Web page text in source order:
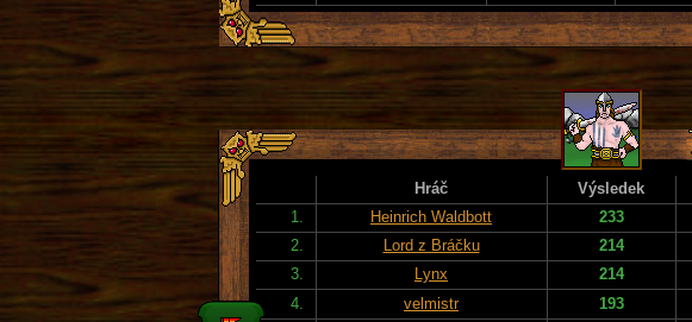
Hráč Výsledek
1.
Heinrich Waldbott 233
2.
Lord z Bráčku 214
3.
Lynx 214
4.
velmistr 193